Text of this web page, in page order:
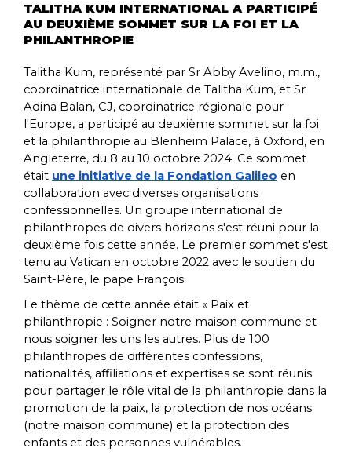
TALITHA KUM INTERNATIONAL A PARTICIPÉ
AU DEUXIÈME SOMMET SUR LA FOI ET LA
PHILANTHROPIE
Talitha Kum, représenté par Sr Abby Avelino, m.m.,
coordinatrice internationale de Talitha Kum, et Sr
Adina Balan, CJ, coordinatrice régionale pour
l'Europe, a participé au deuxième sommet sur la foi
et la philanthropie au Blenheim Palace, à Oxford, en
Angleterre, du 8 au 10 octobre 2024. Ce sommet
était une initiative de la Fondation Galileo en
collaboration avec diverses organisations
confessionnelles. Un groupe international de
philanthropes de divers horizons s'est réuni pour la
deuxième fois cette année. Le premier sommet s'est
tenu au Vatican en octobre 2022 avec le soutien du
Saint-Père, le pape François.
Le thème de cette année était « Paix et
philanthropie : Soigner notre maison commune et
nous soigner les uns les autres. Plus de 100
philanthropes de différentes confessions,
nationalités, affiliations et expertises se sont réunis
pour partager le rôle vital de la philanthropie dans la
promotion de la paix, la protection de nos océans
(notre maison commune) et la protection des
enfants et des personnes vulnérables.